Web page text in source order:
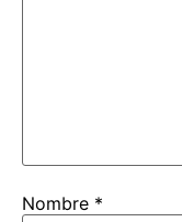
Nombre *